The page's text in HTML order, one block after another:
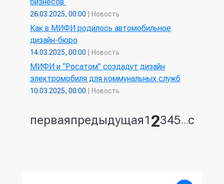
26.03.2025, 00:00 Новость
Как в МИФИ родилось автомобильное
дизайн-бюро
14.03.2025, 00:00 Новость
МИФИ и “Росатом” создадут дизайн
электромобиля для коммунальных служб
10.03.2025, 00:00 Новость
Страницы
перваяпредыдущая12345…